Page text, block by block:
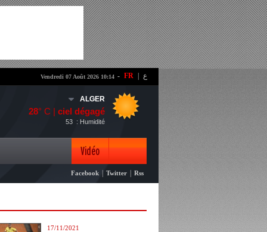
- FR ع Vendredi 07 Août 2026 10:14
ALGER
28° C | ciel dégagé
: Humidité
53
Vidéo
Photo
Facebook Twitter Rss
17/11/2021